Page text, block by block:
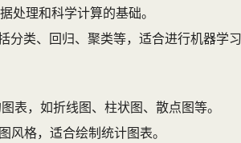
处理和科学计算的基础。
类、回归、聚类等，适合进行机器学
表，如折线图、柱状图、散点图等。
风格，适合绘制统计图表。